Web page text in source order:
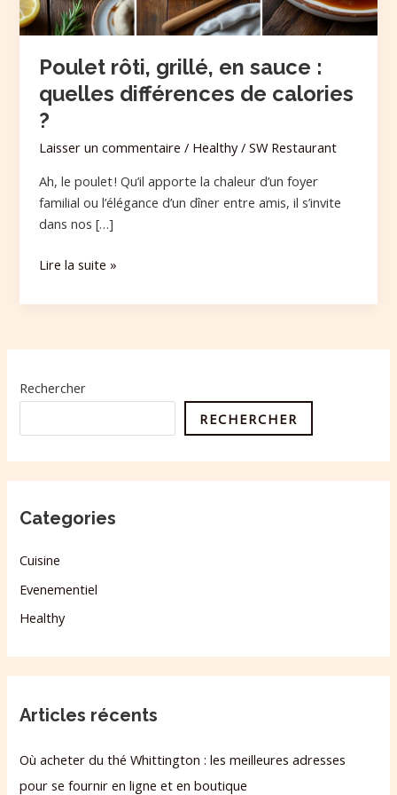
Poulet rôti, grillé, en sauce :
quelles différences de calories
?
Laisser un commentaire / Healthy/SW Restaurant
Ah, le poulet ! Qu’il apporte la chaleur d’un foyer
familial ou l’élégance d’un dîner entre amis, il s’invite
dans nos […]
de
calories
Lire la suite »
Rechercher
RECHERCHER
Categories
Cuisine
Evenementiel
Healthy
Articles récents
Où acheter du thé Whittington : les meilleures adresses
pour se fournir en ligne et en boutique